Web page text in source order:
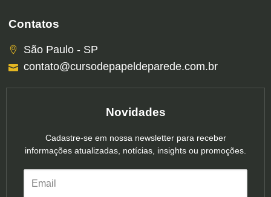
Contatos
São Paulo - SP
contato@cursodepapeldeparede.com.br
Novidades
Cadastre-se em nossa newsletter para receber
informações atualizadas, notícias, insights ou promoções.